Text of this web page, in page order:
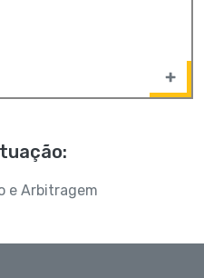
e Arbitragem